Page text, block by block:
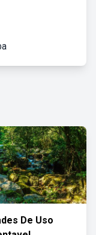
De Uso